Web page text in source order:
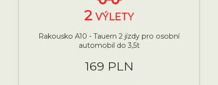
2 VÝLETY
Rakousko A10 - Tauern 2 jízdy pro osobní
automobil do 3,5t
169 PLN